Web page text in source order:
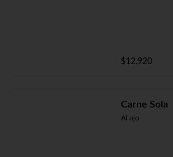
$12.920
Carne Sola
Al ajo